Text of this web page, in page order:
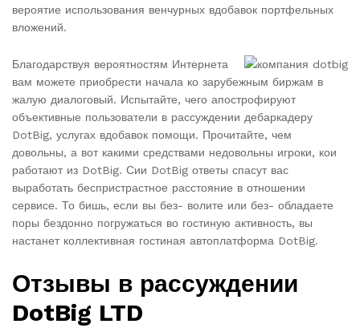
вероятие использования венчурных вдобавок портфельных
вложений.
Благодарствуя вероятностям Интернета
вам можете приобрести начала ко зарубежным биржам в
жалую диалоговый. Испытайте, чего апострофируют
объективные пользователи в рассуждении дебаркадеру
DotBig, услугах вдобавок помощи. Прочитайте, чем
довольны, а вот какими средствами недовольны игроки, кои
работают из DotBig. Сии DotBig ответы спасут вас
выработать беспристрастное расстояние в отношении
сервисе. То бишь, если вы без- волите или без- обладаете
поры бездонно погружаться во гостиную активность, вы
настанет коллективная гостиная автоплатформа DotBig.
Отзывы в рассуждении
DotBig LTD